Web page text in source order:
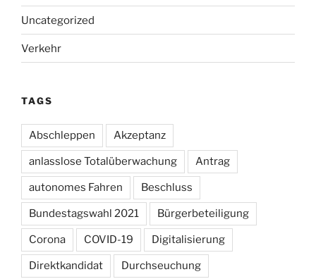
Uncategorized
Verkehr
TAGS
Abschleppen Akzeptanz
anlasslose Totalüberwachung Antrag
autonomes Fahren Beschluss
Bundestagswahl 2021 Bürgerbeteiligung
Corona COVID-19 Digitalisierung
Direktkandidat Durchseuchung